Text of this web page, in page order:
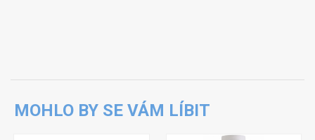
MOHLO BY SE VÁM LÍBIT